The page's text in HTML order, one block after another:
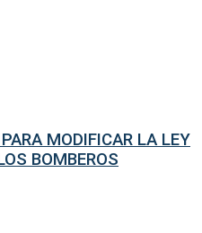
MODIFICAR LA LEY
BOMBEROS